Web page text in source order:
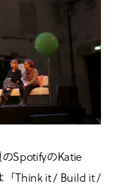
SpotifyのKatie
「Think it / Build it /